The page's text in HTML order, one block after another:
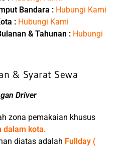
Bandara : Hubungi Kami
: Hubungi Kami
& Tahunan : Hubungi
& Syarat Sewa
Driver
zona pemakaian khusus
dalam kota.
diatas adalah Fullday (